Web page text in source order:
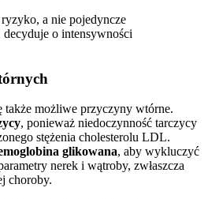
ryzyko, a nie pojedyncze
o intensywności
także możliwe przyczyny wtórne.
, ponieważ niedoczynność tarczycy
stężenia cholesterolu LDL.
glikowana, aby wykluczyć
nerek i wątroby, zwłaszcza
choroby.